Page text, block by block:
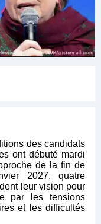
des candidats
ont débuté mardi
de la fin de
2027, quatre
leur vision pour
par les tensions
et les difficultés